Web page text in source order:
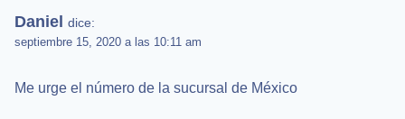
Daniel dice:
septiembre 15, 2020 a las 10:11 am
Me urge el número de la sucursal de México